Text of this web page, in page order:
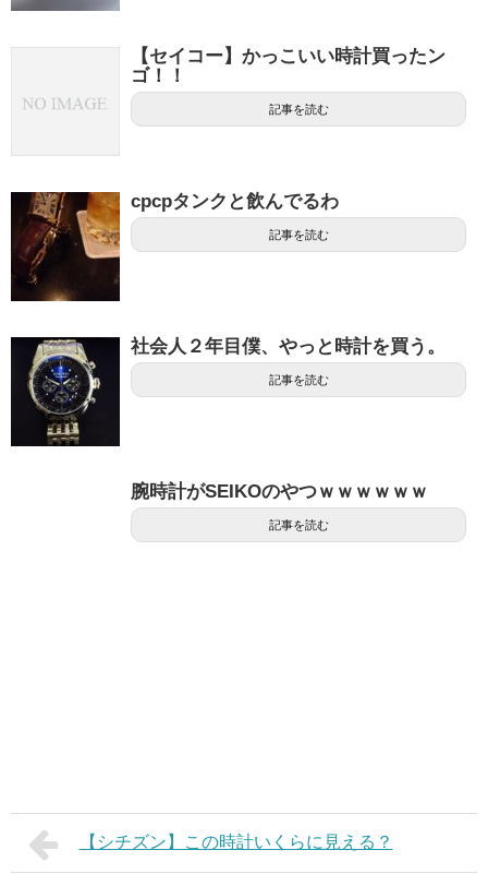
【セイコー】かっこいい時計買ったン
ゴ！！
記事を読む
cpcpタンクと飲んでるわ
記事を読む
社会人２年目僕、やっと時計を買う。
記事を読む
腕時計がSEIKOのやつｗｗｗｗｗｗ
記事を読む
【シチズン】この時計いくらに見える？